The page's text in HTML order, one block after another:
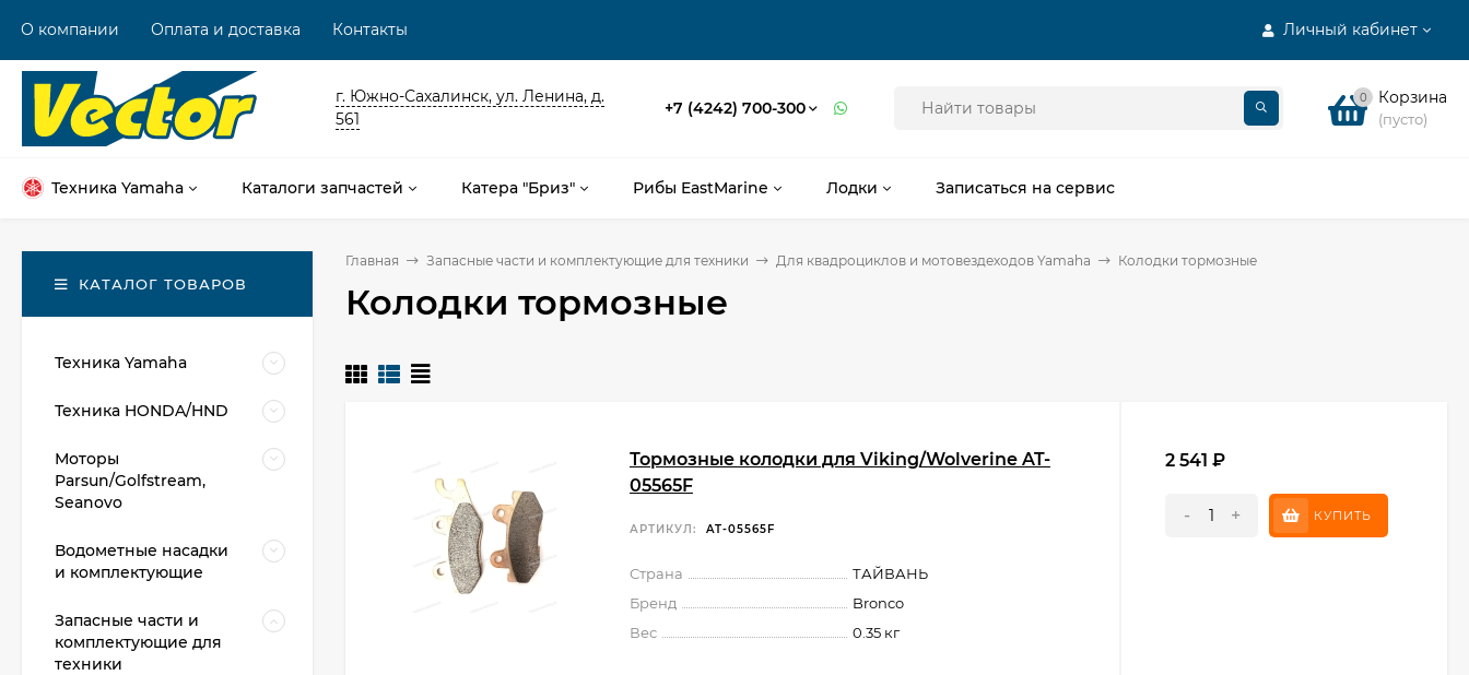
Личный кабинет
О компании Оплата и доставка Контакты
г. Южно-Сахалинск, ул. Ленина, д.
561
+7 (4242) 700-300 0 Корзина
(пусто)
Техника Yamaha Каталоги запчастей Катера "Бриз" Рибы EastMarine Лодки Записаться на сервис
Главная Запасные части и комплектующие для техники Для квадроциклов и мотовездеходов Yamaha Колодки тормозные
Колодки тормозные
Тормозные колодки для Viking/Wolverine AT-
05565F
АРТИКУЛ: AT-05565F
Страна
ТАЙВАНЬ
Бренд
Bronco
Вес
0.35 кг
2 541 ₽
- + КУПИТЬ
КАТАЛОГ ТОВАРОВ
Техника Yamaha
Техника HONDA/HND
Моторы
Parsun/Golfstream,
Seanovo
Водометные насадки
и комплектующие
Запасные части и
комплектующие для
техники